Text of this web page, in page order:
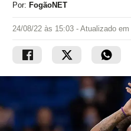
Por: FogãoNET
24/08/22 às 15:03 - Atualizado em